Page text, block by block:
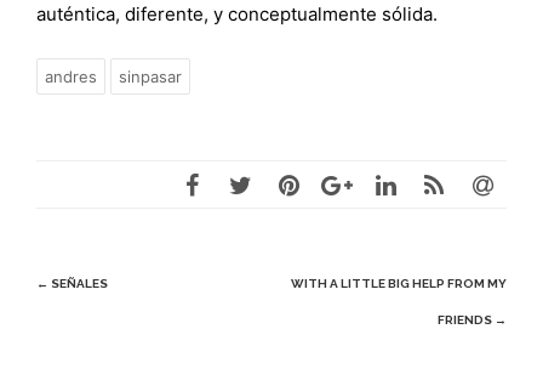
auténtica, diferente, y conceptualmente sólida.
andres sinpasar
Navegación
← SEÑALES WITH A LITTLE BIG HELP FROM MY
FRIENDS →